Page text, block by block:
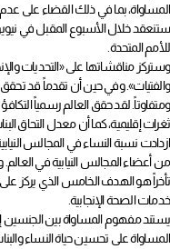
المساواة، بما في ذلك القضاء على عدم
ستنعقد خلال الأسبوع المقبل في
للأمم المتحدة.
وستركز مناقشاتها على «التحديات
والفتيات». وفي حين أن تقدماً قد تحقق
ومتفاوتاً. لقد حقق العالم رسمياً
ثغرات إقليمية، كما أن معدل التحاق
من أعضاء المجالس النيابية في
تأخراً هو الهدف الخامس الذي يركز
خدمات الصحة الإنجابية.
يستند مفهوم المساواة بين الجنسين
المساواة على تحسين حياة النساء